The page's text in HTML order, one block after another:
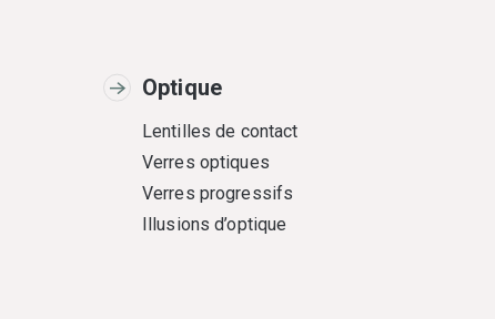
Optique
Lentilles de contact
Verres optiques
Verres progressifs
Illusions d’optique